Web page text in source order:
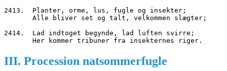
2413.  Planter, orme, lus, fugle og insekter;
       Alle bliver set og talt, velkommen slægter;
2414.  Lad indtoget begynde, lad luften svirre;
       Her kommer tribuner fra insekternes riger.
III. Procession natsommerfugle